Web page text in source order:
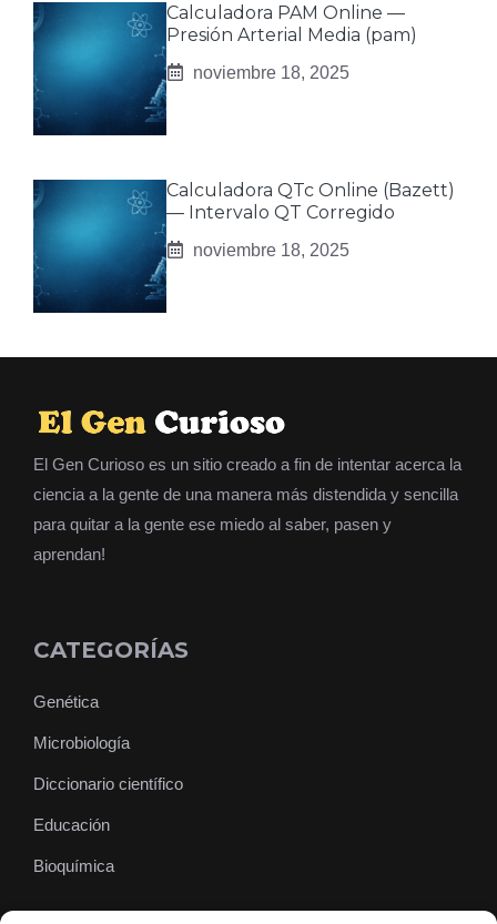
Calculadora PAM Online —
Presión Arterial Media (pam)
noviembre 18, 2025
Calculadora QTc Online (Bazett)
— Intervalo QT Corregido
noviembre 18, 2025
El Gen Curioso es un sitio creado a fin de intentar acerca la
ciencia a la gente de una manera más distendida y sencilla
para quitar a la gente ese miedo al saber, pasen y
aprendan!
CATEGORÍAS
Genética
Microbiología
Diccionario científico
Educación
Bioquímica